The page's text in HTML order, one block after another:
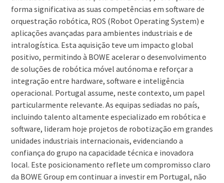
forma significativa as suas competências em software de
orquestração robótica, ROS (Robot Operating System) e
aplicações avançadas para ambientes industriais e de
intralogística. Esta aquisição teve um impacto global
positivo, permitindo à BOWE acelerar o desenvolvimento
de soluções de robótica móvel autónoma e reforçar a
integração entre hardware, software e inteligência
operacional. Portugal assume, neste contexto, um papel
particularmente relevante. As equipas sediadas no país,
incluindo talento altamente especializado em robótica e
software, lideram hoje projetos de robotização em grandes
unidades industriais internacionais, evidenciando a
confiança do grupo na capacidade técnica e inovadora
local. Este posicionamento reflete um compromisso claro
da BOWE Group em continuar a investir em Portugal, não